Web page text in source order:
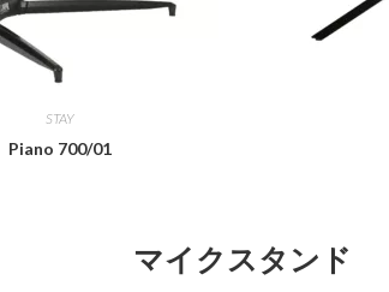
STAY
Piano 700/01
マイクスタンド